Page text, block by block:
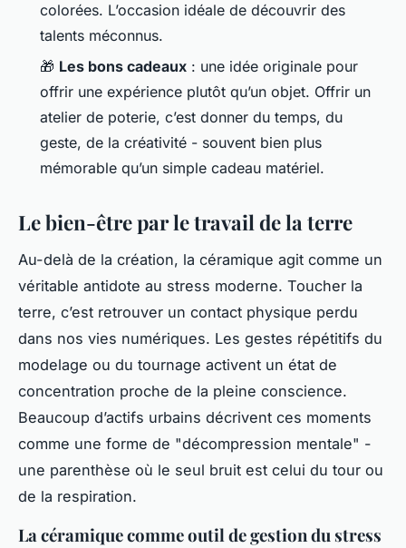
colorées. L’occasion idéale de découvrir des
talents méconnus.
🎁 Les bons cadeaux : une idée originale pour
offrir une expérience plutôt qu’un objet. Offrir un
atelier de poterie, c’est donner du temps, du
geste, de la créativité - souvent bien plus
mémorable qu’un simple cadeau matériel.
Le bien-être par le travail de la terre
Au-delà de la création, la céramique agit comme un
véritable antidote au stress moderne. Toucher la
terre, c’est retrouver un contact physique perdu
dans nos vies numériques. Les gestes répétitifs du
modelage ou du tournage activent un état de
concentration proche de la pleine conscience.
Beaucoup d’actifs urbains décrivent ces moments
comme une forme de "décompression mentale" -
une parenthèse où le seul bruit est celui du tour ou
de la respiration.
La céramique comme outil de gestion du stress